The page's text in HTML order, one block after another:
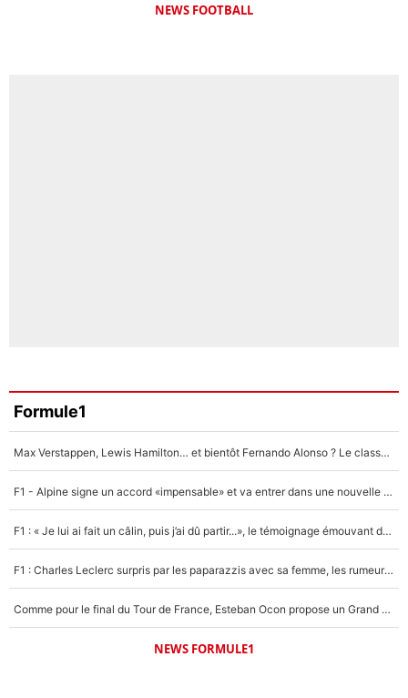
NEWS FOOTBALL
Formule1
Max Verstappen, Lewis Hamilton… et bientôt Fernando Alonso ? Le classement des pilotes les mieux payés en Formule 1 risque de changer !
F1 - Alpine signe un accord «impensable» et va entrer dans une nouvelle dimension : Grande nouvelle pour Pierre Gasly !
F1 : « Je lui ai fait un câlin, puis j’ai dû partir...», le témoignage émouvant de Max Verstappen sur sa fille
F1 : Charles Leclerc surpris par les paparazzis avec sa femme, les rumeurs étaient vraies !
Comme pour le final du Tour de France, Esteban Ocon propose un Grand Prix de Formule 1 à Paris : «Autour de l’Arc de Triomphe, ce serait génial» !
NEWS FORMULE1